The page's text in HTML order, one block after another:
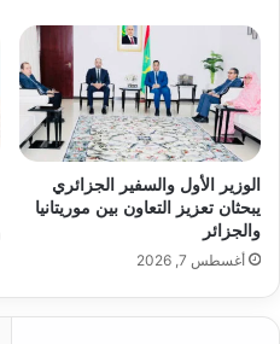
الوزير الأول والسفير الجزائري
يبحثان تعزيز التعاون بين موريتانيا
والجزائر
أغسطس 7, 2026